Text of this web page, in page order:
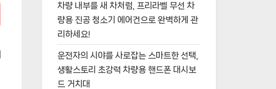
차량 내부를 새 차처럼, 프리라벨 무선 차
량용 진공 청소기 에어건으로 완벽하게 관
리하세요!
운전자의 시야를 사로잡는 스마트한 선택,
생활스토리 초강력 차량용 핸드폰 대시보
드 거치대